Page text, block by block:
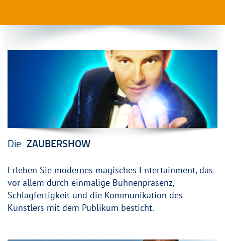
Die ZAUBERSHOW
Erleben Sie modernes magisches Entertainment, das
vor allem durch einmalige Bühnenpräsenz,
Schlagfertigkeit und die Kommunikation des
Künstlers mit dem Publikum besticht.